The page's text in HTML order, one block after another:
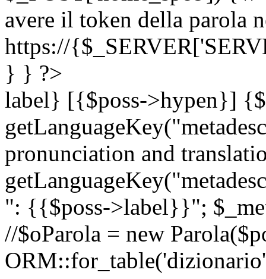
avere il token della parola
https://
} } ?>
label} [{$poss->hypen}]
pronunciation and
": {{$poss->label}}";
//$oParola = new